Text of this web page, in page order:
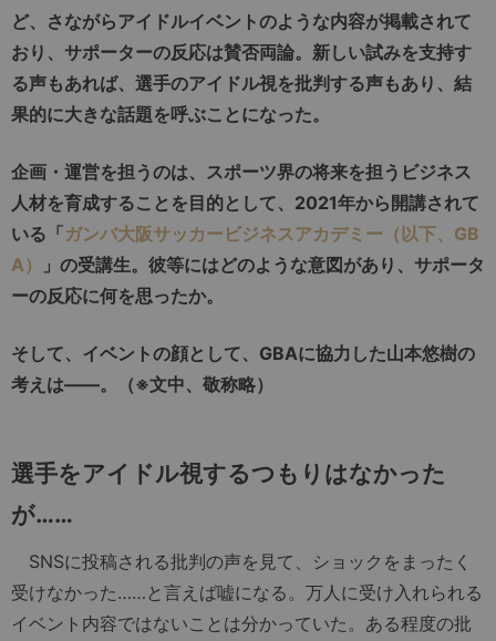
ど、さながらアイドルイベントのような内容が掲載されて
おり、サポーターの反応は賛否両論。新しい試みを支持す
る声もあれば、選手のアイドル視を批判する声もあり、結
果的に大きな話題を呼ぶことになった。
企画・運営を担うのは、スポーツ界の将来を担うビジネス
人材を育成することを目的として、2021年から開講されて
いる「ガンバ大阪サッカービジネスアカデミー（以下、GB
A）
」の受講生。彼等にはどのような意図があり、サポータ
ーの反応に何を思ったか。
そして、イベントの顔として、GBAに協力した山本悠樹の
考えは――。（※文中、敬称略）
選手をアイドル視するつもりはなかった
が……
SNSに投稿される批判の声を見て、ショックをまったく
受けなかった……と言えば嘘になる。万人に受け入れられる
イベント内容ではないことは分かっていた。ある程度の批